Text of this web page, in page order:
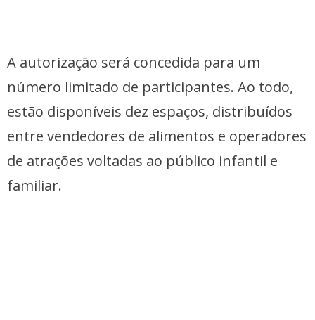
A autorização será concedida para um
número limitado de participantes. Ao todo,
estão disponíveis dez espaços, distribuídos
entre vendedores de alimentos e operadores
de atrações voltadas ao público infantil e
familiar.